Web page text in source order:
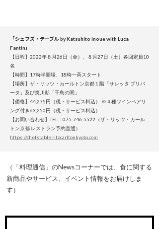
「シェフズ・テーブル by Katsuhito Inoue with Luca
Fantin」
【日程】2022年８月26日（金）、８月27日（土）各回定員10
名
【時間】17時半開場、18時一斉スタート
【場所】ザ・リッツ・カールトン京都１階「サレッタ プリバ
ータ」及び夷川邸「千鳥の間」
【価格】44,275円（税・サービス料込） ※４種ワインペアリ
ング付き63,250円（税・サービス料込）
【お問い合わせ】TEL：075-746-5522（ザ・リッツ・カール
トン京都 レストラン予約直通）
https://chefstable.ritzcarltonkyoto.com
（「料理通信」のNewsコーナーでは、食に関する
新商品やサービス、イベント情報をお届けしま
す）